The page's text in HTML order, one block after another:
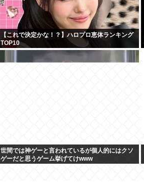
【これで決定かな！？】ハロプロ恵体ランキング
TOP10
世間では神ゲーと言われているが個人的にはクソ
ゲーだと思うゲーム挙げてけwww